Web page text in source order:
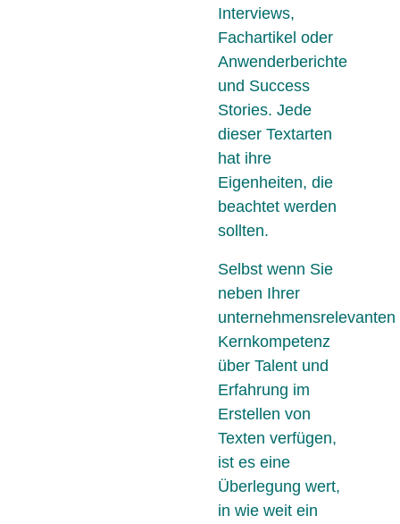
Interviews,
Fachartikel oder
Anwenderberichte
und Success
Stories. Jede
dieser Textarten
hat ihre
Eigenheiten, die
beachtet werden
sollten.
Selbst wenn Sie
neben Ihrer
unternehmensrelevanten
Kernkompetenz
über Talent und
Erfahrung im
Erstellen von
Texten verfügen,
ist es eine
Überlegung wert,
in wie weit ein